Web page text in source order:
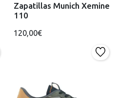
Zapatillas Munich Xemine
110
120,00€